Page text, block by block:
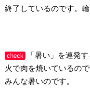
終了しているのです。
check
「暑い」を連発す
火で肉を焼いているの
みんな暑いのです。